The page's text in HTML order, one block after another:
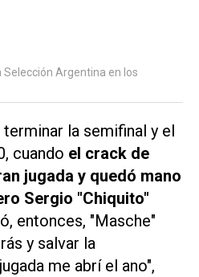
Argentina en los
la semifinal y el
cuando el crack de
jugada y quedó mano
Sergio "Chiquito"
entonces, "Masche"
y salvar la
me abrí el ano",